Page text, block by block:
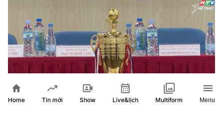
Home Tin mới Show Live&lịch Multiform Menu